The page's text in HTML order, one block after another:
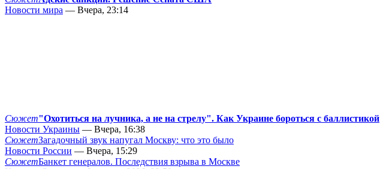
Новости мира — Вчера, 23:14
Сюжет"Охотиться на лучника, а не на стрелу". Как Украине бороться с баллистикой
Новости Украины — Вчера, 16:38
СюжетЗагадочный звук напугал Москву: что это было
Новости России — Вчера, 15:29
СюжетБанкет генералов. Последствия взрыва в Москве